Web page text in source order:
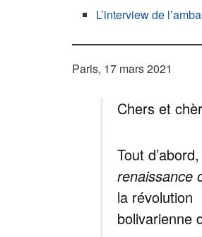
L’interview de
Paris, 17 mars 2021
Chers et
Tout
renaissance
la révolution
bolivarienne